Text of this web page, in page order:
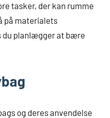
tasker, der kan rumme
på materialets
du planlægger at bære
og deres anvendelse